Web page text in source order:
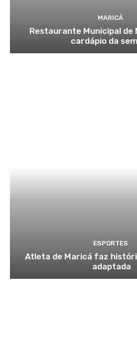
MARICÁ
Restaurante Municipal de
cardápio da
ESPORTES
Atleta de Maricá faz
adaptada